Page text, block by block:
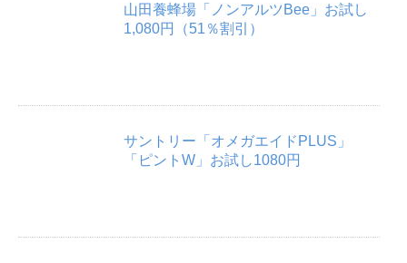
山田養蜂場「ノンアルツBee」お試し
1,080円（51％割引）
サントリー「オメガエイドPLUS」
「ピントW」お試し1080円